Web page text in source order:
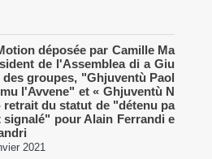
déposée par Camille Ma
de l'Assemblea di a Giu
groupes, "Ghjuventù Paol
l'Avvene" et « Ghjuventù N
retrait du statut de "détenu pa
signalé" pour Alain Ferrandi e
2021